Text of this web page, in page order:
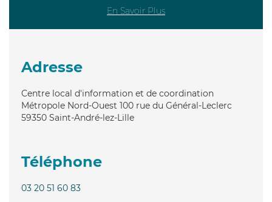
En Savoir Plus
Adresse
Centre local d'information et de coordination
Métropole Nord-Ouest 100 rue du Général-Leclerc
59350 Saint-André-lez-Lille
Téléphone
03 20 51 60 83